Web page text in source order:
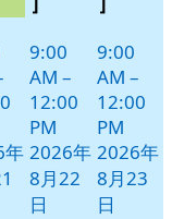
ト)
年
ト)
9:00
AM –
12:00
PM
2026年
8月22
日
9:00
AM –
12:00
PM
2026年
8月23
日